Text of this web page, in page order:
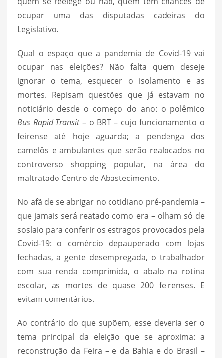
ocupar uma das disputadas cadeiras do
Legislativo.
Qual o espaço que a pandemia de Covid-19 vai
ocupar nas eleições? Não falta quem deseje
ignorar o tema, esquecer o isolamento e as
mortes. Repisam questões que já estavam no
noticiário desde o começo do ano: o polêmico
Bus Rapid Transit– o BRT – cujo funcionamento o
feirense até hoje aguarda; a pendenga dos
camelôs e ambulantes que serão realocados no
controverso shopping popular, na área do
maltratado Centro de Abastecimento.
No afã de se abrigar no cotidiano pré-pandemia –
que jamais será reatado como era – olham só de
soslaio para conferir os estragos provocados pela
Covid-19: o comércio depauperado com lojas
fechadas, a gente desempregada, o trabalhador
com sua renda comprimida, o abalo na rotina
escolar, as mortes de quase 200 feirenses. E
evitam comentários.
Ao contrário do que supõem, esse deveria ser o
tema principal da eleição que se aproxima: a
reconstrução da Feira – e da Bahia e do Brasil –